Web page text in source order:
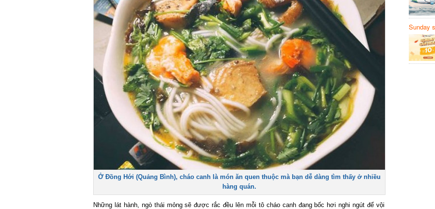
Ở Đồng Hới (Quảng Bình), cháo canh là món ăn quen thuộc mà bạn dễ dàng tìm thấy ở nhiều
hàng quán.
Những lát hành, ngò thái mỏng sẽ được rắc đều lên mỗi tô cháo canh đang bốc hơi nghi ngút để vội
Sunday